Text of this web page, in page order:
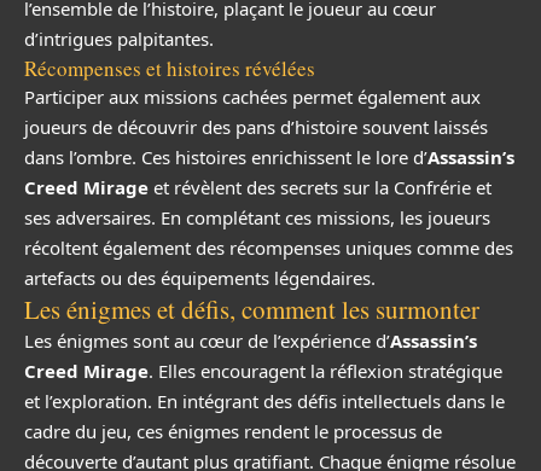
l’ensemble de l’histoire, plaçant le joueur au cœur
d’intrigues palpitantes.
Récompenses et histoires révélées
Participer aux missions cachées permet également aux
joueurs de découvrir des pans d’histoire souvent laissés
dans l’ombre. Ces histoires enrichissent le lore d’Assassin’s
Creed Mirage et révèlent des secrets sur la Confrérie et
ses adversaires. En complétant ces missions, les joueurs
récoltent également des récompenses uniques comme des
artefacts ou des équipements légendaires.
Les énigmes et défis, comment les surmonter
Les énigmes sont au cœur de l’expérience d’Assassin’s
Creed Mirage. Elles encouragent la réflexion stratégique
et l’exploration. En intégrant des défis intellectuels dans le
cadre du jeu, ces énigmes rendent le processus de
découverte d’autant plus gratifiant. Chaque énigme résolue